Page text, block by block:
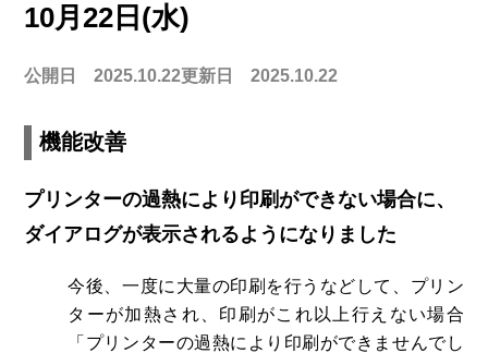
10月22日(水)
公開日 2025.10.22更新日 2025.10.22
機能改善
プリンターの過熱により印刷ができない場合に、
ダイアログが表示されるようになりました
今後、一度に大量の印刷を行うなどして、プリン
ターが加熱され、印刷がこれ以上行えない場合
「プリンターの過熱により印刷ができませんでし